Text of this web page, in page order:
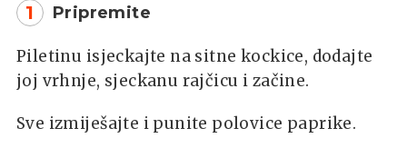
1 Pripremite
Piletinu isjeckajte na sitne kockice, dodajte
joj vrhnje, sjeckanu rajčicu i začine.
Sve izmiješajte i punite polovice paprike.